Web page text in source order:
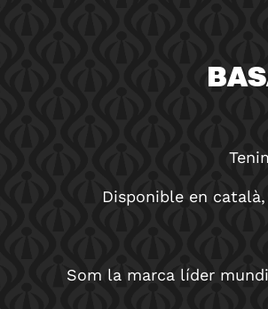
Disponible en
Som la marca líder